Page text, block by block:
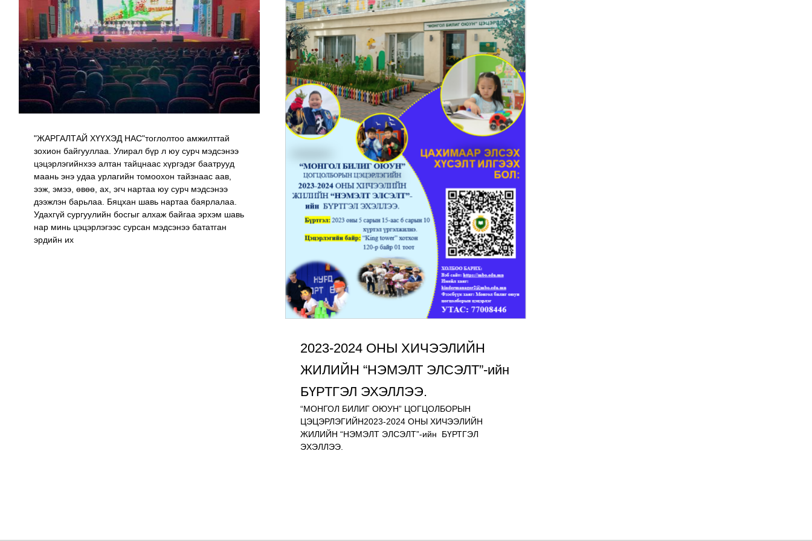
"ЖАРГАЛТАЙ ХҮҮХЭД НАС"тоглолтоо амжилттай
зохион байгууллаа. Улирал бүр л юу сурч мэдсэнээ
цэцэрлэгийнхээ алтан тайцнаас хүргэдэг баатрууд
маань энэ удаа урлагийн томоохон тайзнаас аав,
ээж, эмээ, өвөө, ах, эгч нартаа юу сурч мэдсэнээ
дээжлэн барьлаа. Бяцхан шавь нартаа баярлалаа.
Удахгүй сургуулийн босгыг алхаж байгаа эрхэм шавь
нар минь цэцэрлэгээс сурсан мэдсэнээ бататган
эрдийн их
2023-2024 ОНЫ ХИЧЭЭЛИЙН
ЖИЛИЙН “НЭМЭЛТ ЭЛСЭЛТ”-ийн
БҮРТГЭЛ ЭХЭЛЛЭЭ.
“МОНГОЛ БИЛИГ ОЮУН” ЦОГЦОЛБОРЫН
ЦЭЦЭРЛЭГИЙН2023-2024 ОНЫ ХИЧЭЭЛИЙН
ЖИЛИЙН “НЭМЭЛТ ЭЛСЭЛТ”-ийн БҮРТГЭЛ
ЭХЭЛЛЭЭ.